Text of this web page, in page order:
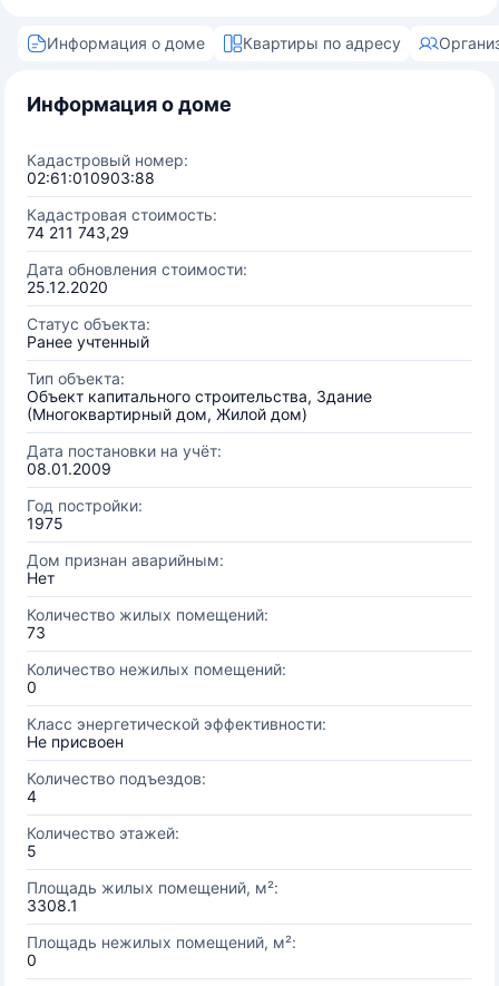
Информация о доме Квартиры по адресу
Информация о доме
Кадастровый номер:
02:61:010903:88
Кадастровая стоимость:
74 211 743,29
Дата обновления стоимости:
25.12.2020
Статус объекта:
Ранее учтенный
Тип объекта:
Объект капитального строительства, Здание
(Многоквартирный дом, Жилой дом)
Дата постановки на учёт:
08.01.2009
Год постройки:
1975
Дом признан аварийным:
Нет
Количество жилых помещений:
73
Количество нежилых помещений:
0
Класс энергетической эффективности:
Не присвоен
Количество подъездов:
4
Количество этажей:
5
Площадь жилых помещений, м²:
3308.1
Площадь нежилых помещений, м²:
0